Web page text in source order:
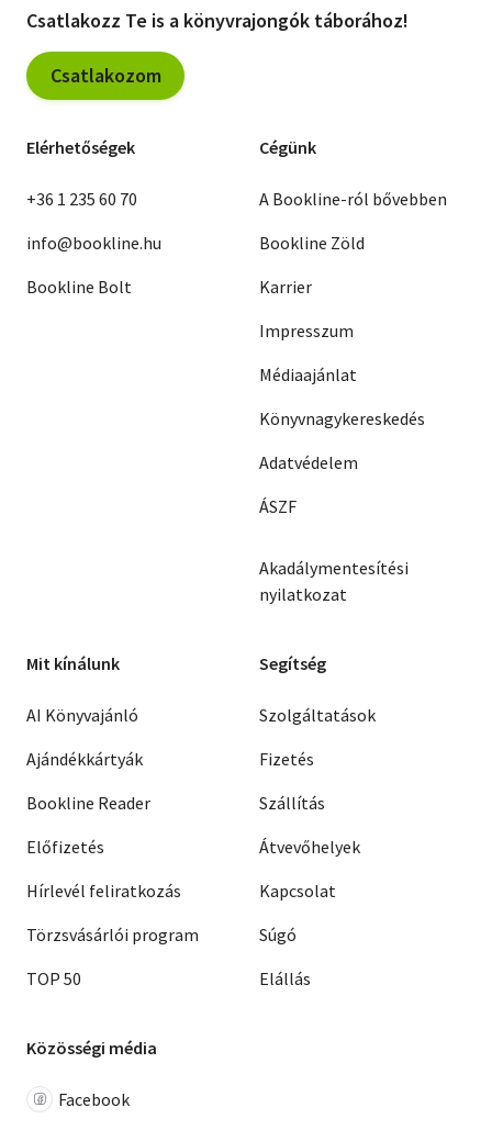
Csatlakozz Te is a könyvrajongók táborához!
Csatlakozom
Elérhetőségek
+36 1 235 60 70
info@bookline.hu
Bookline Bolt
Cégünk
A Bookline-ról bővebben
Bookline Zöld
Karrier
Impresszum
Médiaajánlat
Könyvnagykereskedés
Adatvédelem
ÁSZF
Akadálymentesítési
nyilatkozat
Mit kínálunk
AI Könyvajánló
Ajándékkártyák
Bookline Reader
Előfizetés
Hírlevél feliratkozás
Törzsvásárlói program
TOP 50
Segítség
Szolgáltatások
Fizetés
Szállítás
Átvevőhelyek
Kapcsolat
Súgó
Elállás
Közösségi média
Facebook